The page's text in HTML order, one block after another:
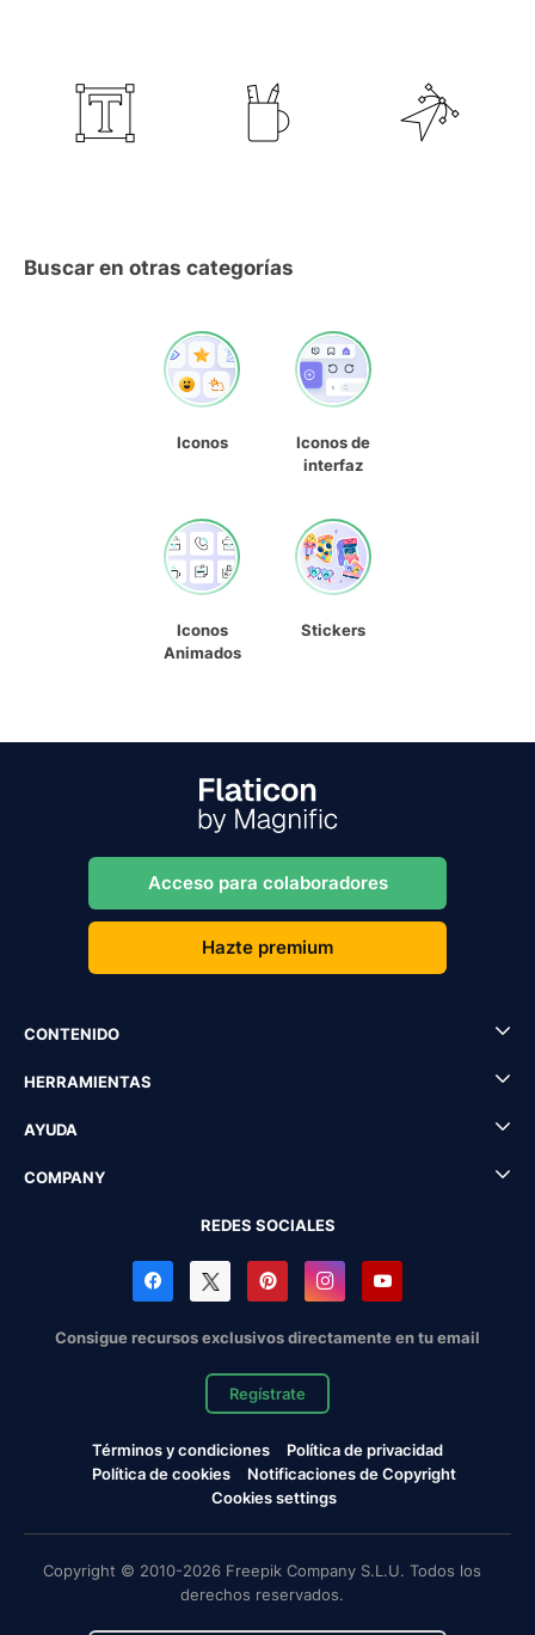
Buscar en otras categorías
Iconos
Iconos de
interfaz
Iconos
Animados
Stickers
Acceso para colaboradores
Hazte premium
CONTENIDO
HERRAMIENTAS
AYUDA
COMPANY
REDES SOCIALES
Consigue recursos exclusivos directamente en tu email
Regístrate
Términos y condiciones
Política de privacidad
Política de cookies
Notificaciones de Copyright
Cookies settings
Copyright © 2010-2026 Freepik Company S.L.U. Todos los
derechos reservados.